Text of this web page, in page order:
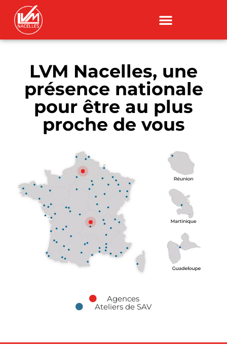
LVM Nacelles, une
présence nationale
pour être au plus
proche de vous
Agences
Ateliers de SAV